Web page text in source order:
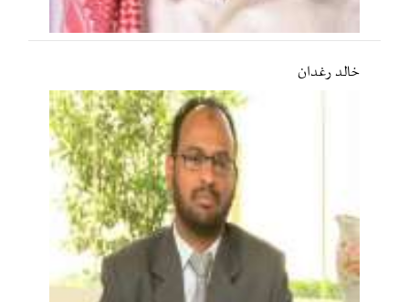
خالد رغدان